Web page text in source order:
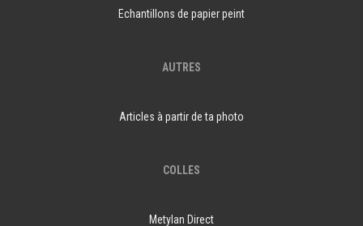
Echantillons de papier peint
AUTRES
Articles à partir de ta photo
COLLES
Metylan Direct